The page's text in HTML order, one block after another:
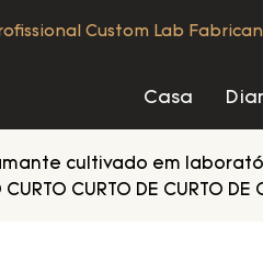
Custom Lab
Casa
cultivado em
CURTO CURTO DE CURTO